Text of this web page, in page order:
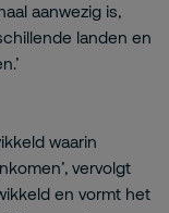
aanwezig is,
landen en
waarin
vervolgt
en vormt het